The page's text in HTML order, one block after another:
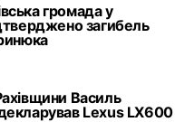
громада у
загибель
Василь
Lexus LX600